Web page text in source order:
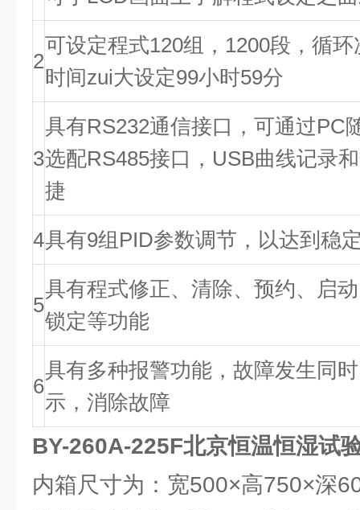
2
可设定程式120组，1200段，循
时间zui大设定99小时59分
3
具有RS232通信接口，可通过PC
选配RS485接口，USB曲线记录
捷
4具有9组PID参数调节，以达到稳
5
具有程式修正、清除、预约、启
锁定等功能
6
具有多种报警功能，故障发生同
示，消除故障
BY-260A-225F北京恒温恒湿试
内箱尺寸为：宽500×高750×深